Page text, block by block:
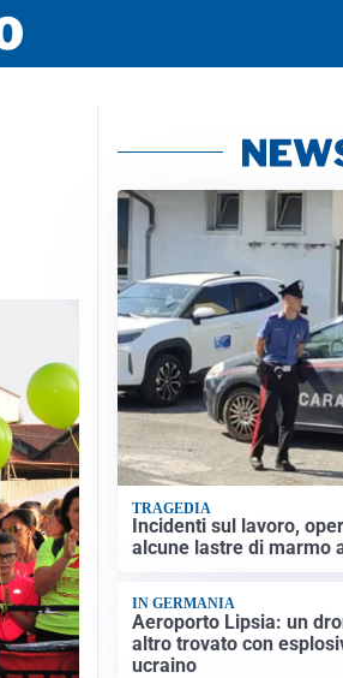
TRAGEDIA
Incidenti sul lavoro,
alcune lastre di marmo
IN GERMANIA
Aeroporto Lipsia: un
altro trovato con
ucraino